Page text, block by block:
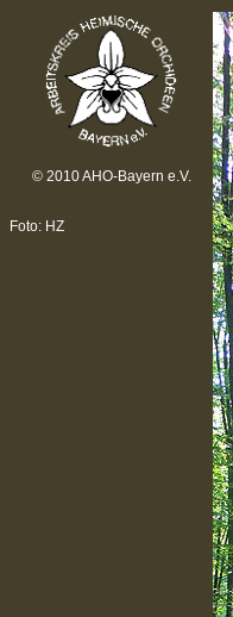
© 2010 AHO-Bayern e.V.
Foto: HZ